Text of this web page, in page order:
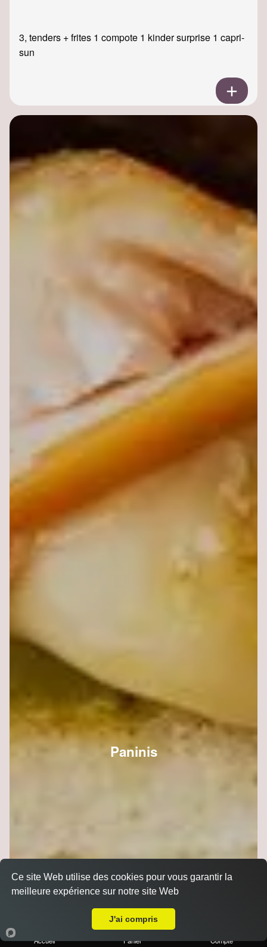
3, tenders + frites 1 compote 1 kinder surprise 1 capri-
sun
Paninis
Accueil Panier Compte
Ce site Web utilise des cookies pour vous garantir la
meilleure expérience sur notre site Web
J'ai compris